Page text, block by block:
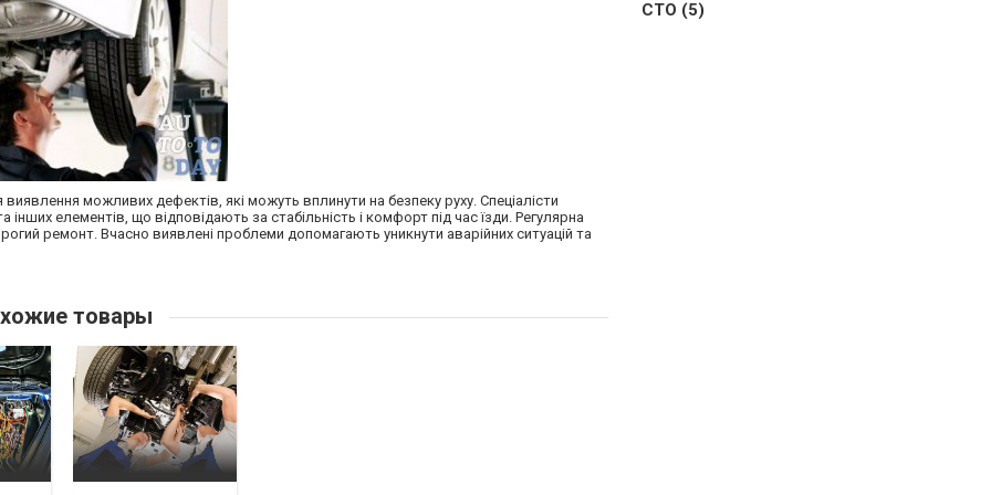
можливих дефектів, які можуть вплинути на безпеку руху. Спеціалісти
елементів, що відповідають за стабільність і комфорт під час їзди. Регулярна
ремонт. Вчасно виявлені проблеми допомагають уникнути аварійних ситуацій та
СТО (5)
товары